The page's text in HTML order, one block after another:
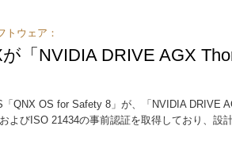
トウェア：
「NVIDIA DRIVE AGX
QNX OS for Safety 8」が、「NVIDIA DRIVE
よびISO 21434の事前認証を取得しており、設